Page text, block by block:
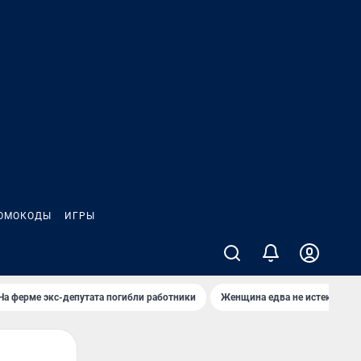
ИГРЫ
ферме экс-депутата погибли работники Женщина едва не истекла